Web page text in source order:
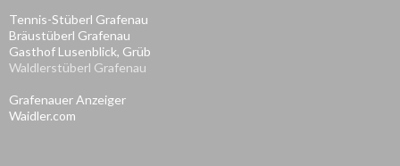
Tennis-Stüberl Grafenau
Bräustüberl Grafenau
Gasthof Lusenblick, Grüb
Waldlerstüberl Grafenau
Grafenauer Anzeiger
Waidler.com